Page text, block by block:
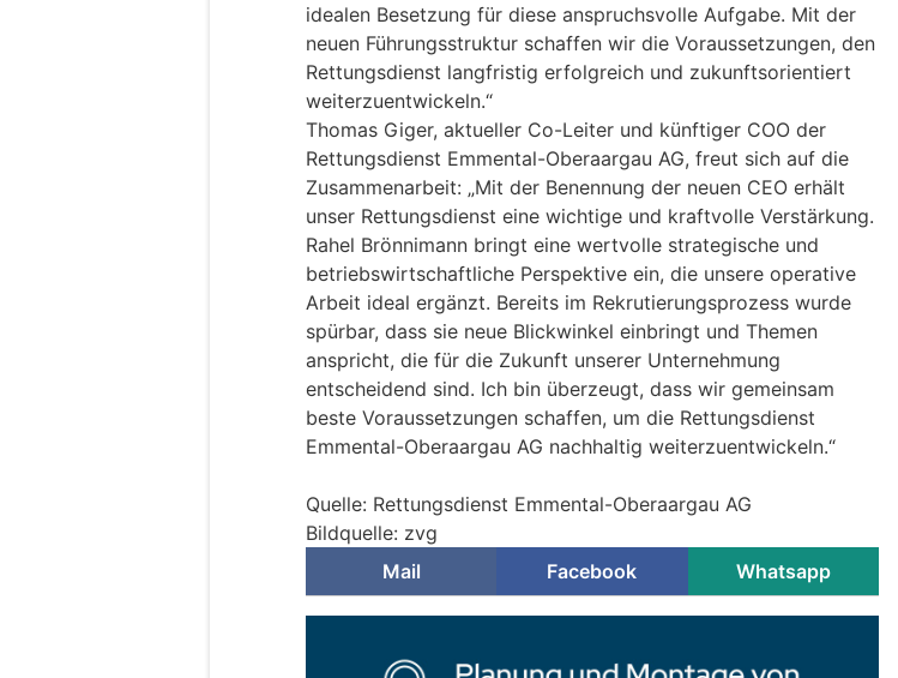
idealen Besetzung für diese anspruchsvolle Aufgabe. Mit der
neuen Führungsstruktur schaffen wir die Voraussetzungen, den
Rettungsdienst langfristig erfolgreich und zukunftsorientiert
weiterzuentwickeln.“
Thomas Giger, aktueller Co-Leiter und künftiger COO der
Rettungsdienst Emmental-Oberaargau AG, freut sich auf die
Zusammenarbeit: „Mit der Benennung der neuen CEO erhält
unser Rettungsdienst eine wichtige und kraftvolle Verstärkung.
Rahel Brönnimann bringt eine wertvolle strategische und
betriebswirtschaftliche Perspektive ein, die unsere operative
Arbeit ideal ergänzt. Bereits im Rekrutierungsprozess wurde
spürbar, dass sie neue Blickwinkel einbringt und Themen
anspricht, die für die Zukunft unserer Unternehmung
entscheidend sind. Ich bin überzeugt, dass wir gemeinsam
beste Voraussetzungen schaffen, um die Rettungsdienst
Emmental-Oberaargau AG nachhaltig weiterzuentwickeln.“
Quelle: Rettungsdienst Emmental-Oberaargau AG
Bildquelle: zvg
Mail
Facebook Whatsapp